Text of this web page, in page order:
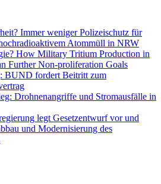
Immer weniger Polizeischutz für
Atommüll in NRW
How Military Tritium Production in
Further Non-proliferation Goals
BUND fordert Beitritt zum
Drohnenangriffe und Stromausfälle in
legt Gesetzentwurf vor und
und Modernisierung des